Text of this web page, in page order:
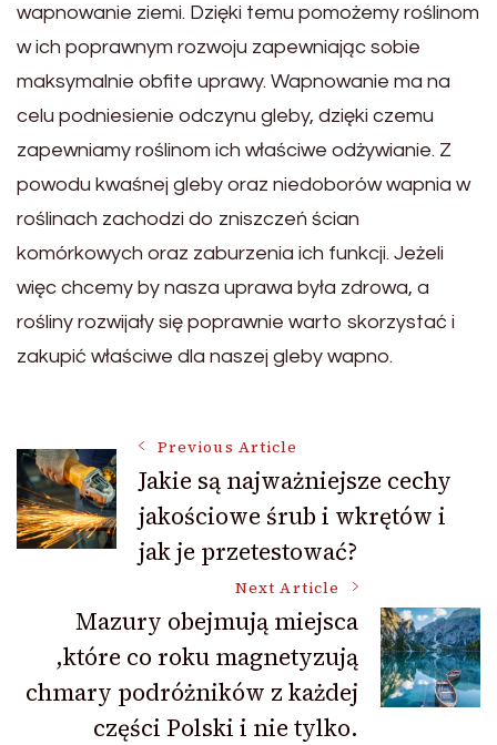
wapnowanie ziemi. Dzięki temu pomożemy roślinom
w ich poprawnym rozwoju zapewniając sobie
maksymalnie obfite uprawy. Wapnowanie ma na
celu podniesienie odczynu gleby, dzięki czemu
zapewniamy roślinom ich właściwe odżywianie. Z
powodu kwaśnej gleby oraz niedoborów wapnia w
roślinach zachodzi do zniszczeń ścian
komórkowych oraz zaburzenia ich funkcji. Jeżeli
więc chcemy by nasza uprawa była zdrowa, a
rośliny rozwijały się poprawnie warto skorzystać i
zakupić właściwe dla naszej gleby wapno.
Post
Navigation
Previous Article
Jakie są najważniejsze cechy
jakościowe śrub i wkrętów i
jak je przetestować?
Next Article
Mazury obejmują miejsca
,które co roku magnetyzują
chmary podróżników z każdej
części Polski i nie tylko.